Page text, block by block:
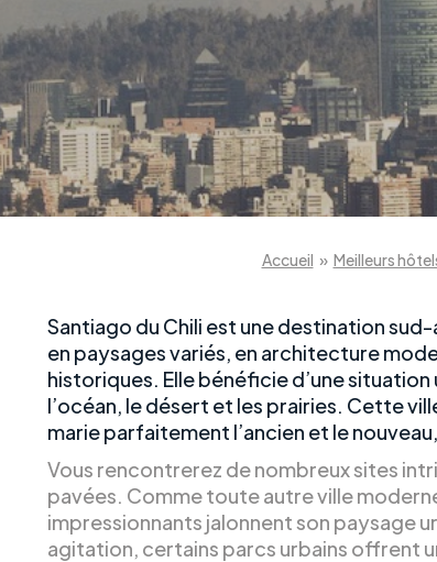
Accueil » Meilleurs
Santiago du Chili est une destination
en paysages variés, en architecture
historiques. Elle bénéficie d’une
l’océan, le désert et les prairies. Cette
marie parfaitement l’ancien et le
Vous rencontrerez de nombreux sites
pavées. Comme toute autre ville
impressionnants jalonnent son paysage
agitation, certains parcs urbains offrent